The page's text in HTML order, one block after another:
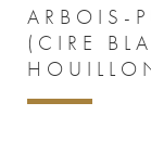
ARBOIS-
(CIRE